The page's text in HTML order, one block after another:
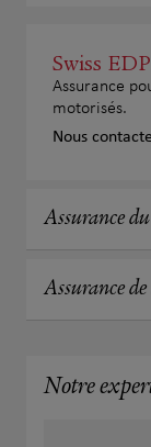
Swiss
Assurance
motorisés.
Nous
Assurance
Assurance
Notre